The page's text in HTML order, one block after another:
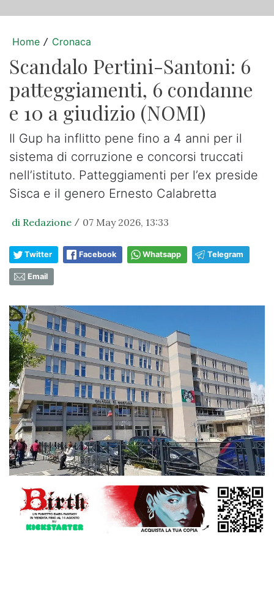
Home / Cronaca
Scandalo Pertini-Santoni: 6
patteggiamenti, 6 condanne
e 10 a giudizio (NOMI)
Il Gup ha inflitto pene fino a 4 anni per il
sistema di corruzione e concorsi truccati
nell’istituto. Patteggiamenti per l’ex preside
Sisca e il genero Ernesto Calabretta
di Redazione / 07 May 2026, 13:33
Twitter Facebook Whatsapp Telegram
Email